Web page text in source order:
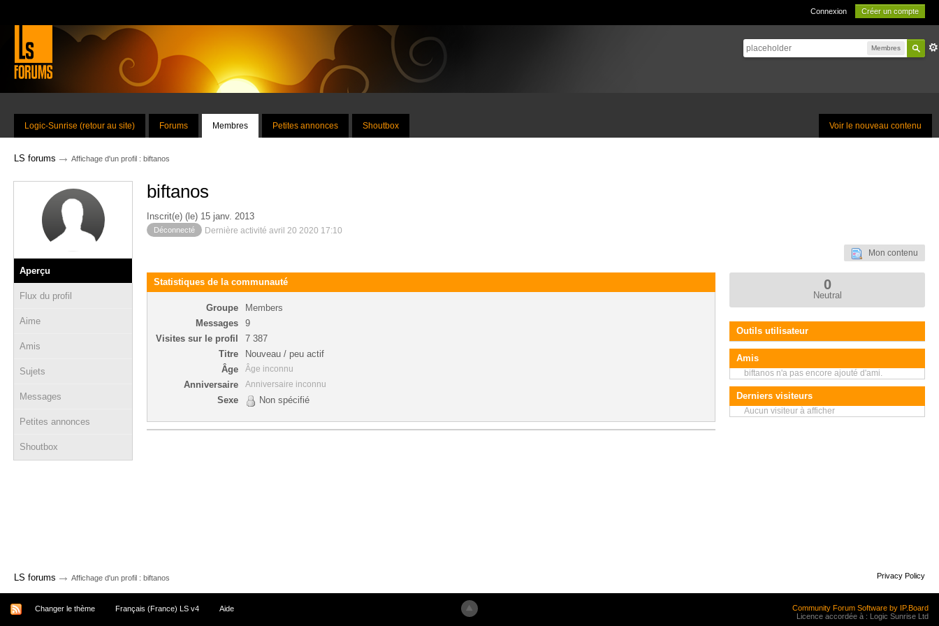
Connexion Créer un compte
Membres
Voir le nouveau contenu
Logic-Sunrise (retour au site) Forums Membres Petites annonces Shoutbox
LS forums → Affichage d'un profil : biftanos
Aperçu
Flux du profil
Aime
Amis
Sujets
Messages
Petites annonces
Shoutbox
biftanos
Inscrit(e) (le) 15 janv. 2013
Déconnecté Dernière activité avril 20 2020 17:10
Mon contenu
Statistiques de la communauté
Groupe
Members
Messages
9
Visites sur le profil
7 387
Titre
Nouveau / peu actif
Âge
Âge inconnu
Anniversaire Anniversaire inconnu
Sexe Non spécifié
0
Neutral
Outils utilisateur
Amis
biftanos n'a pas encore ajouté d'ami.
Derniers visiteurs
Aucun visiteur à afficher
LS forums → Affichage d'un profil : biftanos Privacy Policy
Changer le thème Français (France) LS v4 Aide
Community Forum Software by IP.Board
Licence accordée à : Logic Sunrise Ltd